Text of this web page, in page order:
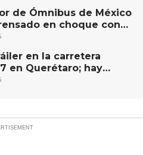
de Ómnibus de México
en choque con
en San Juan del Río
en la carretera
en Querétaro; hay
combustible